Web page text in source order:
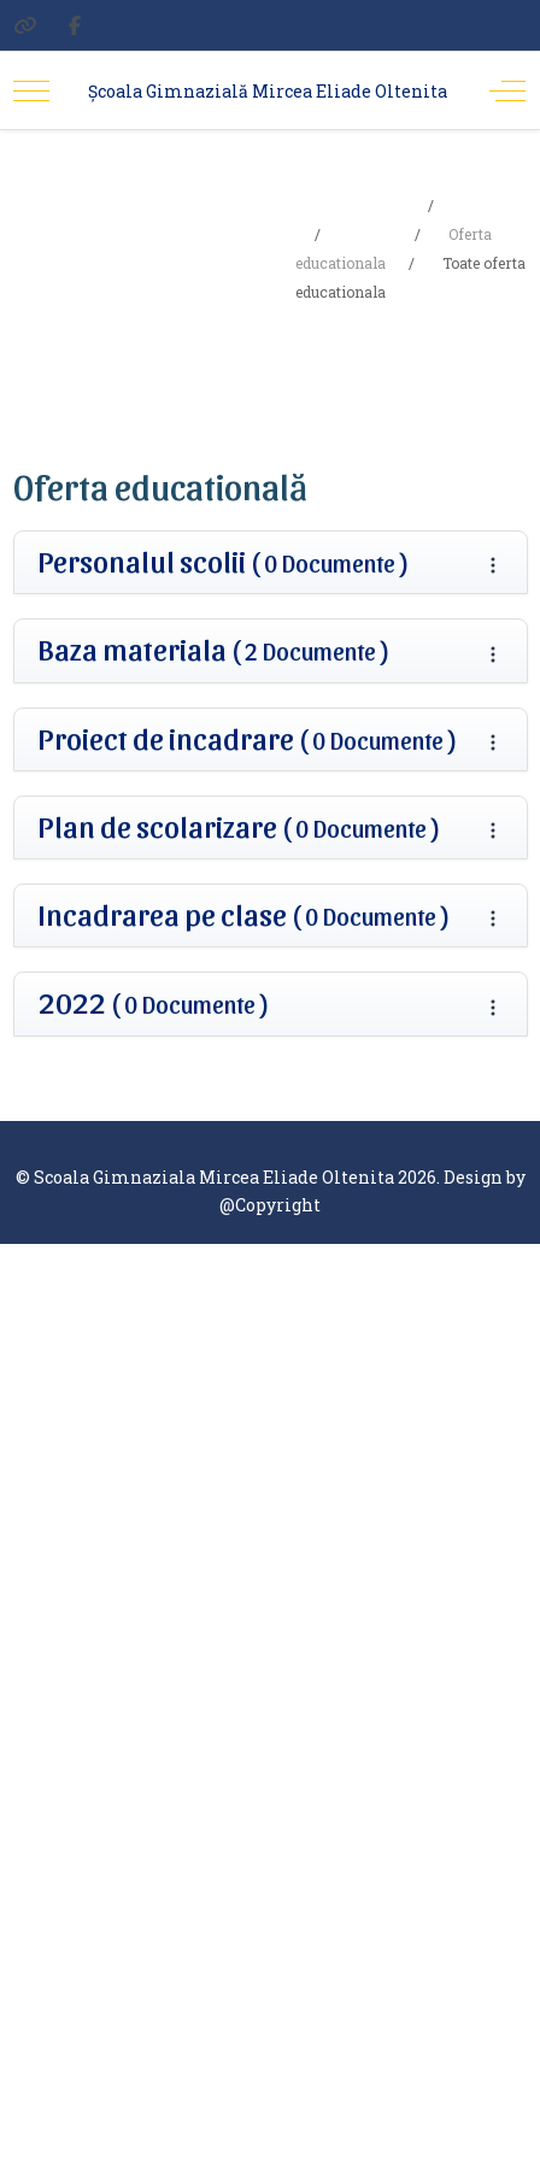
Școala Gimnazială Mircea Eliade Oltenita
Oferta
educationala
Toate oferta
educationala
Oferta educatională
Personalul scolii ( 0 Documente )
Baza materiala ( 2 Documente )
Proiect de incadrare ( 0 Documente )
Plan de scolarizare ( 0 Documente )
Incadrarea pe clase ( 0 Documente )
2022 ( 0 Documente )
© Scoala Gimnaziala Mircea Eliade Oltenita 2026. Design by
@Copyright